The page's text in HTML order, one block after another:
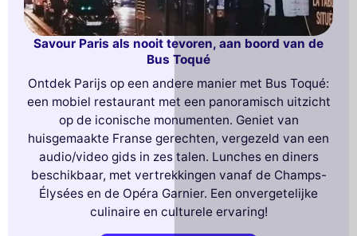
Savour Paris als nooit tevoren, aan boord van de
Bus Toqué
Ontdek Parijs op een andere manier met Bus Toqué:
een mobiel restaurant met een panoramisch uitzicht
op de iconische monumenten. Geniet van
huisgemaakte Franse gerechten, vergezeld van een
audio/video gids in zes talen. Lunches en diners
beschikbaar, met vertrekkingen vanaf de Champs-
Élysées en de Opéra Garnier. Een onvergetelijke
culinaire en culturele ervaring!